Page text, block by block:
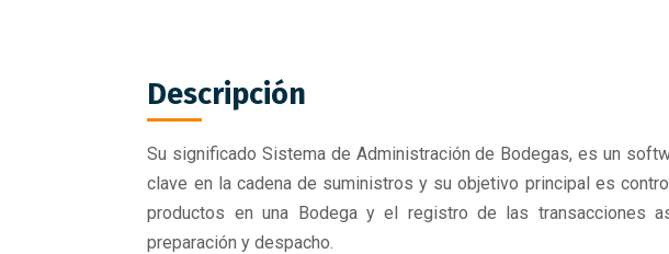
Descripción
Su significado Sistema de Administración de Bodegas, es un
clave en la cadena de suministros y su objetivo principal es
productos en una Bodega y el registro de las transacciones
preparación y despacho.